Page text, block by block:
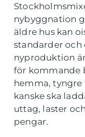
nybyggnation
äldre hus kan
standarder och
nyproduktion
för kommande
hemma, tyngre
kanske ska
uttag, laster
pengar.